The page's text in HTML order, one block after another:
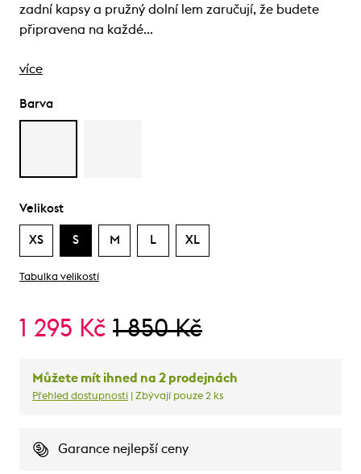
zadní kapsy a pružný dolní lem zaručují, že budete
připravena na každé…
více
Barva
Velikost
XS S M L XL
Tabulka velikostí
1 295 Kč 1 850 Kč
Můžete mít ihned na 2 prodejnách
Přehled dostupnosti | Zbývají pouze 2 ks
Garance nejlepší ceny